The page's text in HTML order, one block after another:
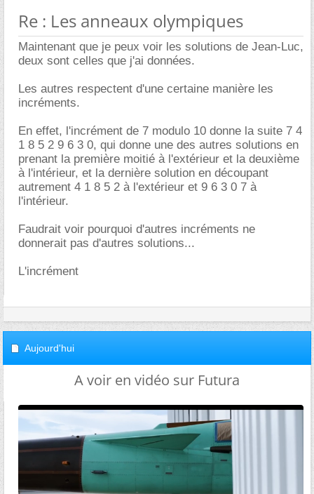
Re : Les anneaux olympiques
Maintenant que je peux voir les solutions de Jean-Luc,
deux sont celles que j'ai données.
Les autres respectent d'une certaine manière les
incréments.
En effet, l'incrément de 7 modulo 10 donne la suite 7 4
1 8 5 2 9 6 3 0, qui donne une des autres solutions en
prenant la première moitié à l'extérieur et la deuxième
à l'intérieur, et la dernière solution en découpant
autrement 4 1 8 5 2 à l'extérieur et 9 6 3 0 7 à
l'intérieur.
Faudrait voir pourquoi d'autres incréments ne
donnerait pas d'autres solutions...
L'incrément
Aujourd'hui
A voir en vidéo sur Futura